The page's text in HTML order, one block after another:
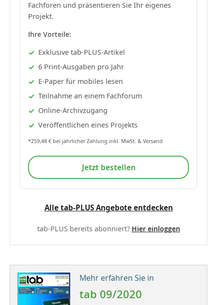
Fachforen und präsentieren Sie Ihr eigenes
Projekt.
Ihre Vorteile:
Exklusive tab-PLUS-Artikel
6 Print-Ausgaben pro Jahr
E-Paper für mobiles lesen
Teilnahme an einem Fachforum
Online-Archivzugang
Veröffentlichen eines Projekts
*259,48 € bei jährlicher Zahlung inkl. MwSt. & Versand
Jetzt bestellen
Alle tab-PLUS Angebote entdecken
tab-PLUS bereits abonniert? Hier einloggen
Mehr erfahren Sie in
tab 09/2020